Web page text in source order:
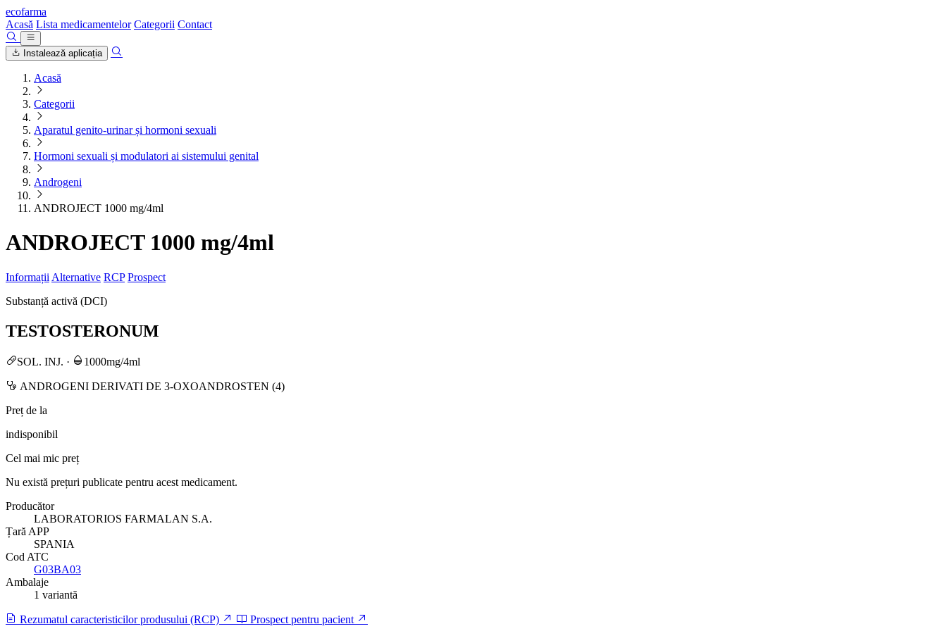
ecofarma
Acasă Lista medicamentelor Categorii Contact
Instalează aplicația
Acasă
Categorii
Aparatul genito-urinar și hormoni sexuali
Hormoni sexuali și modulatori ai sistemului genital
Androgeni
ANDROJECT 1000 mg/4ml
ANDROJECT 1000 mg/4ml
Informații Alternative RCP Prospect
Substanță activă (DCI)
TESTOSTERONUM
SOL. INJ. · 1000mg/4ml
ANDROGENI DERIVATI DE 3-OXOANDROSTEN (4)
Preț de la
indisponibil
Cel mai mic preț
Nu există prețuri publicate pentru acest medicament.
Producător
LABORATORIOS FARMALAN S.A.
Țară APP
SPANIA
Cod ATC
G03BA03
Ambalaje
1 variantă
Rezumatul caracteristicilor produsului (RCP) Prospect pentru pacient